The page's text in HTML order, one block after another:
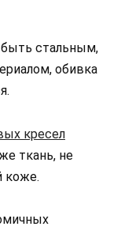
быть стальным,
обивка
кресел
ткань, не
коже.